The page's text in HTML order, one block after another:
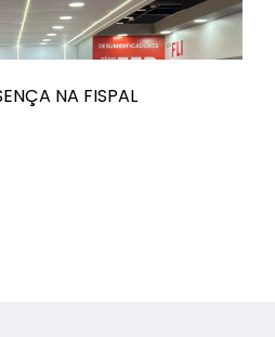
NA FISPAL